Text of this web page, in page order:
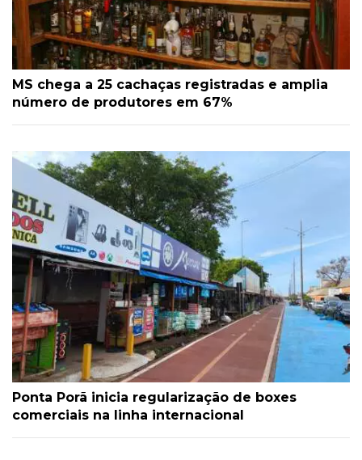
MS chega a 25 cachaças registradas e amplia
número de produtores em 67%
Ponta Porã inicia regularização de boxes
comerciais na linha internacional